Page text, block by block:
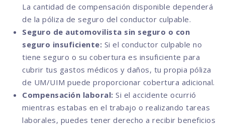
La cantidad de compensación disponible dependerá
de la póliza de seguro del conductor culpable.
Seguro de automovilista sin seguro o con
seguro insuficiente: Si el conductor culpable no
tiene seguro o su cobertura es insuficiente para
cubrir tus gastos médicos y daños, tu propia póliza
de UM/UIM puede proporcionar cobertura adicional.
Compensación laboral: Si el accidente ocurrió
mientras estabas en el trabajo o realizando tareas
laborales, puedes tener derecho a recibir beneficios